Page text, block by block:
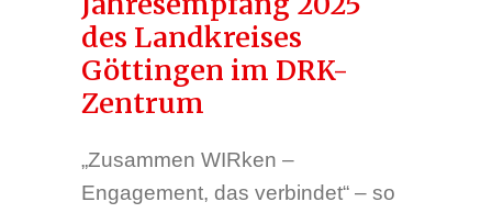
des Landkreises
Göttingen im DRK-
Zentrum
„Zusammen WIRken –
Engagement, das verbindet“ – so